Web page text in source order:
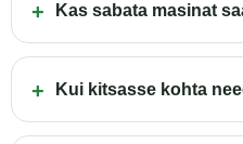
Kas sabata masinat
Kui kitsasse kohta